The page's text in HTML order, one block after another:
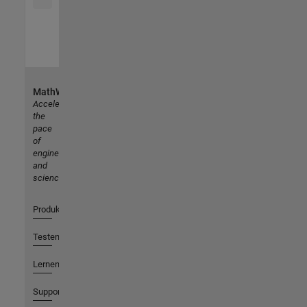
MathWorks
Accelerating
the
pace
of
engineering
and
science
Produkte
Testen oder Kaufen
Lernen
Support